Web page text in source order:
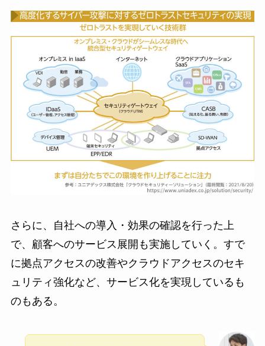
さらに、自社への導入・効果の確認を行った上
で、顧客へのサービス展開も実施していく。すで
に拠点アクセスの改善やクラウドアクセスのセキ
ュリティ強化など、サービス化を実現しているも
のもある。